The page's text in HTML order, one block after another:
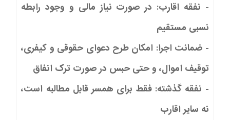
- نفقه اقارب: در صورت نیاز مالی و وجود رابطه
نسبی مستقیم
- ضمانت اجرا: امکان طرح دعوای حقوقی و کیفری،
توقیف اموال، و حتی حبس در صورت ترک انفاق
- نفقه گذشته: فقط برای همسر قابل مطالبه است،
نه سایر اقارب